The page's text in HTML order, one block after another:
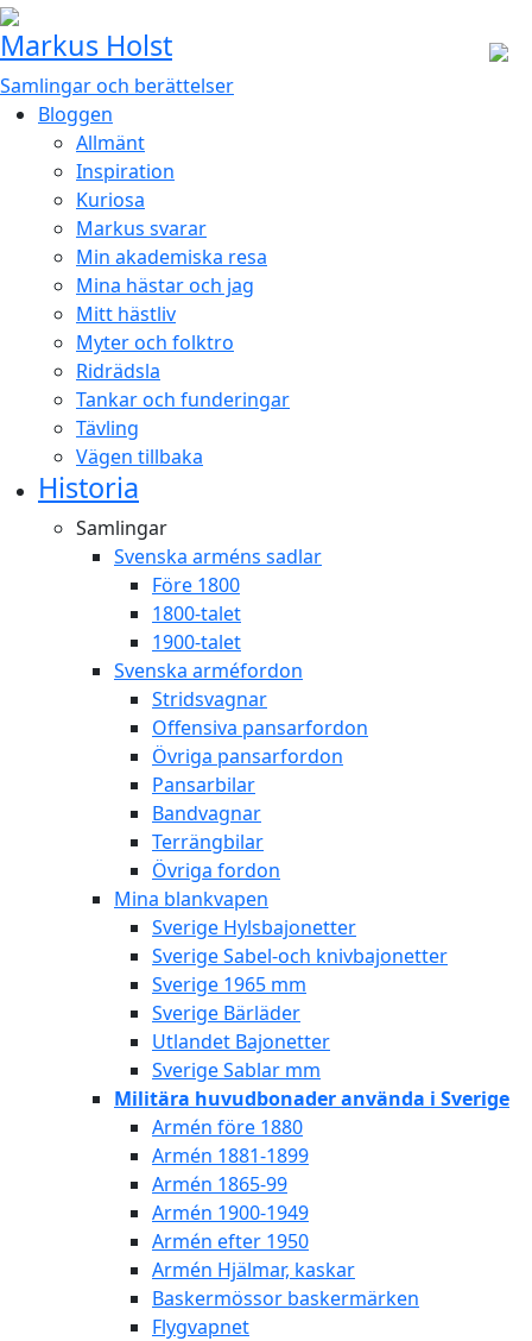
Markus Holst
Samlingar och berättelser
Bloggen
Allmänt
Inspiration
Kuriosa
Markus svarar
Min akademiska resa
Mina hästar och jag
Mitt hästliv
Myter och folktro
Ridrädsla
Tankar och funderingar
Tävling
Vägen tillbaka
Historia
Samlingar
Svenska arméns sadlar
Före 1800
1800-talet
1900-talet
Svenska arméfordon
Stridsvagnar
Offensiva pansarfordon
Övriga pansarfordon
Pansarbilar
Bandvagnar
Terrängbilar
Övriga fordon
Mina blankvapen
Sverige Hylsbajonetter
Sverige Sabel-och knivbajonetter
Sverige 1965 mm
Sverige Bärläder
Utlandet Bajonetter
Sverige Sablar mm
Militära huvudbonader använda i Sverige
Armén före 1880
Armén 1881-1899
Armén 1865-99
Armén 1900-1949
Armén efter 1950
Armén Hjälmar, kaskar
Baskermössor baskermärken
Flygvapnet